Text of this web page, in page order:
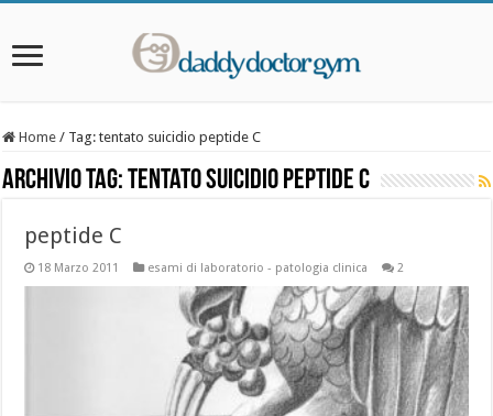
Home / Tag:tentato suicidio peptide C
Archivio Tag:tentato suicidio peptide C
peptide C
18 Marzo 2011 esami di laboratorio - patologia clinica 2